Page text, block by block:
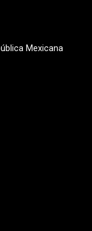
Mexicana